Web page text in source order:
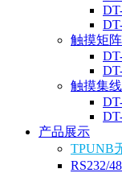
触摸矩
触摸集
产品展示
TPUNB
RS232/